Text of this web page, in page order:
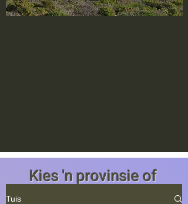
Kies 'n provinsie of
Tuis